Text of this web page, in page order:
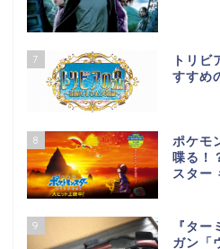
7
トリビ
すすめ
8
ポケモ
喋る！
スター
9
『タ
ガン「